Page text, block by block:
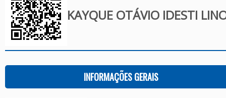
KAYQUE OTÁVIO IDESTI
INFORMAÇÕES GERAIS